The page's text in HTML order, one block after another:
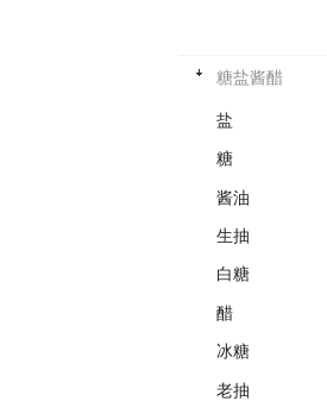
糖盐酱醋
盐
糖
酱油
生抽
白糖
醋
冰糖
老抽